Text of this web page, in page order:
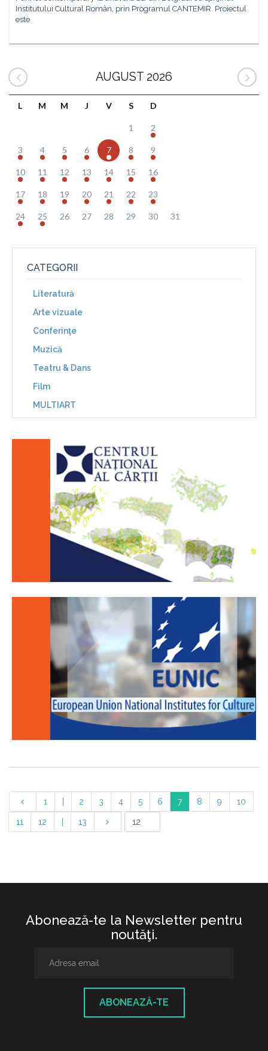
Institutului Cultural Român, prin Programul CANTEMIR. Proiectul
este
AUGUST 2026
L M M J V S D
1 2
3 4 5 6 7 8 9
10 11 12 13 14 15 16
17 18 19 20 21 22 23
24 25 26 27 28 29 30 31
CATEGORII
Literatură
Arte vizuale
Conferinţe
Muzică
Teatru & Dans
Film
MULTIART
1 2 3 4 5 6 7 8 9 10
11 12 13
Abonează-te la Newsletter pentru
noutăţi.
ABONEAZĂ-TE